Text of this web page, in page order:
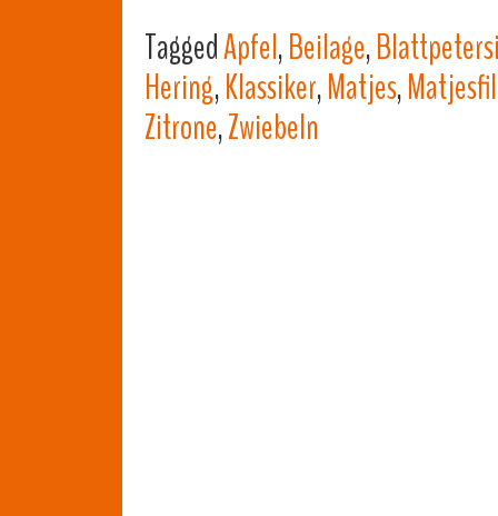
TaggedApfel,Beilage,
Hering,Klassiker,Matjes,
Zitrone,Zwiebeln